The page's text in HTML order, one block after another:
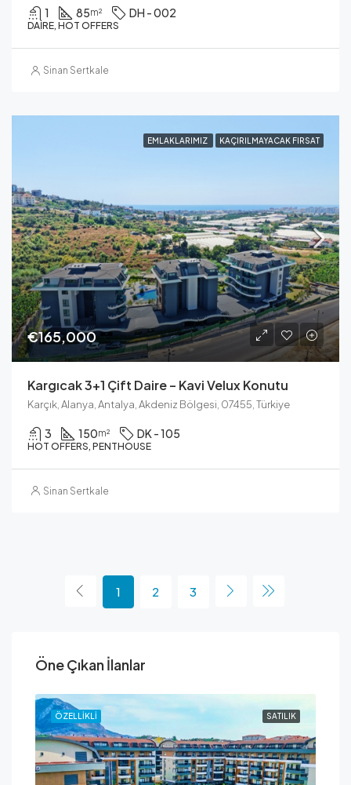
1 85m² DH - 002
DAIRE, HOT OFFERS
Sinan Sertkale
EMLAKLARIMIZ KAÇIRILMAYACAK FIRSAT
€165,000
Kargıcak 3+1 Çift Daire – Kavi Velux Konutu
Karçık, Alanya, Antalya, Akdeniz Bölgesi, 07455, Türkiye
3 150m² DK - 105
HOT OFFERS, PENTHOUSE
Sinan Sertkale
1 2 3
Öne Çıkan İlanlar
SATILIK
ÖZELLIKLI